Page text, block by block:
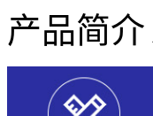
产品简介